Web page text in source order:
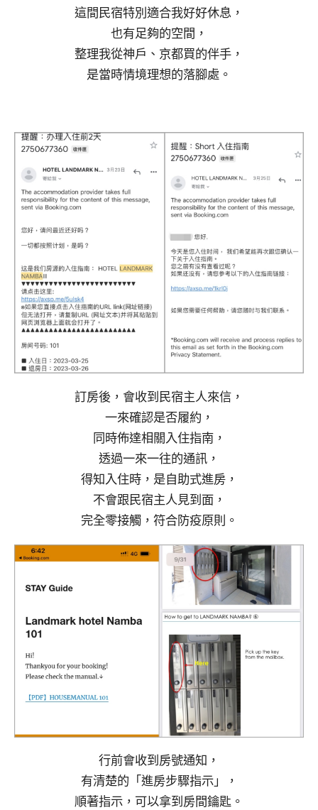
這間民宿特別適合我好好休息，
也有足夠的空間，
整理我從神戶、京都買的伴手，
是當時情境理想的落腳處。
訂房後，會收到民宿主人來信，
一來確認是否履約，
同時佈達相關入住指南，
透過一來一往的通訊，
得知入住時，是自助式進房，
不會跟民宿主人見到面，
完全零接觸，符合防疫原則。
行前會收到房號通知，
有清楚的「進房步驟指示」，
順著指示，可以拿到房間鑰匙。